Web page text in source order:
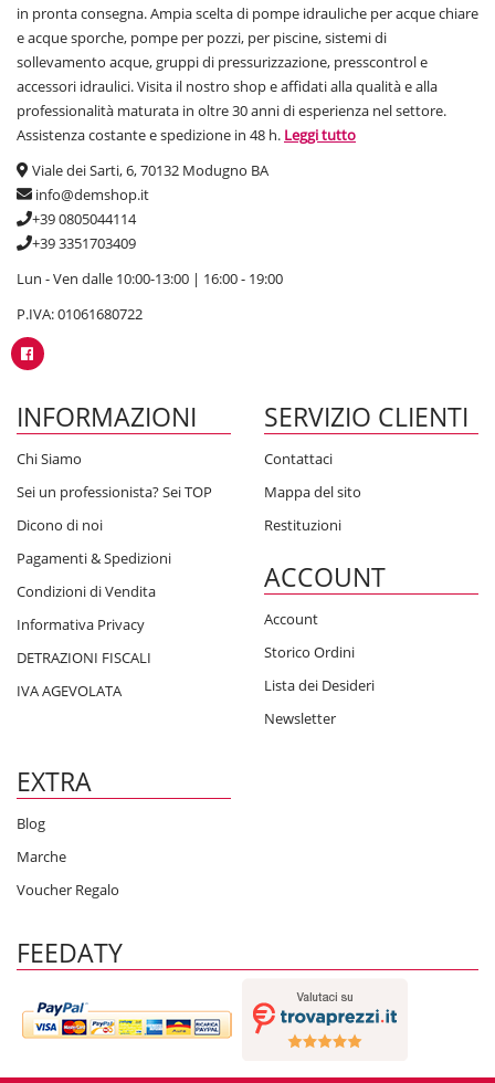
in pronta consegna. Ampia scelta di pompe idrauliche per acque chiare
e acque sporche, pompe per pozzi, per piscine, sistemi di
sollevamento acque, gruppi di pressurizzazione, presscontrol e
accessori idraulici. Visita il nostro shop e affidati alla qualità e alla
professionalità maturata in oltre 30 anni di esperienza nel settore.
Assistenza costante e spedizione in 48 h. Leggi tutto
Viale dei Sarti, 6, 70132 Modugno BA
info@demshop.it
+39 0805044114
+39 3351703409
Lun - Ven dalle 10:00-13:00 | 16:00 - 19:00
P.IVA: 01061680722
INFORMAZIONI
Chi Siamo
Sei un professionista? Sei TOP
Dicono di noi
Pagamenti & Spedizioni
Condizioni di Vendita
Informativa Privacy
DETRAZIONI FISCALI
IVA AGEVOLATA
SERVIZIO CLIENTI
Contattaci
Mappa del sito
Restituzioni
ACCOUNT
Account
Storico Ordini
Lista dei Desideri
Newsletter
EXTRA
Blog
Marche
Voucher Regalo
FEEDATY